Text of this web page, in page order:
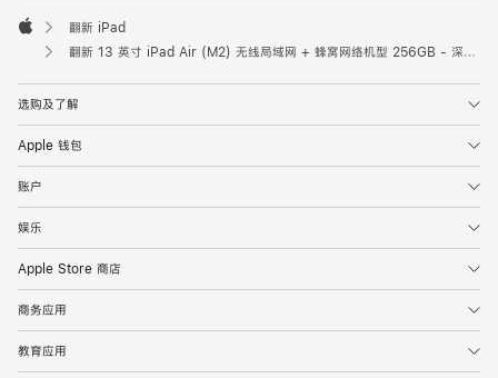
Apple
翻新 iPad
翻新 13 英寸 iPad Air (M2) 无线局域网 + 蜂窝网络机型 256GB - 深空灰色
选购及了解
Apple 钱包
账户
娱乐
Apple Store 商店
商务应用
教育应用